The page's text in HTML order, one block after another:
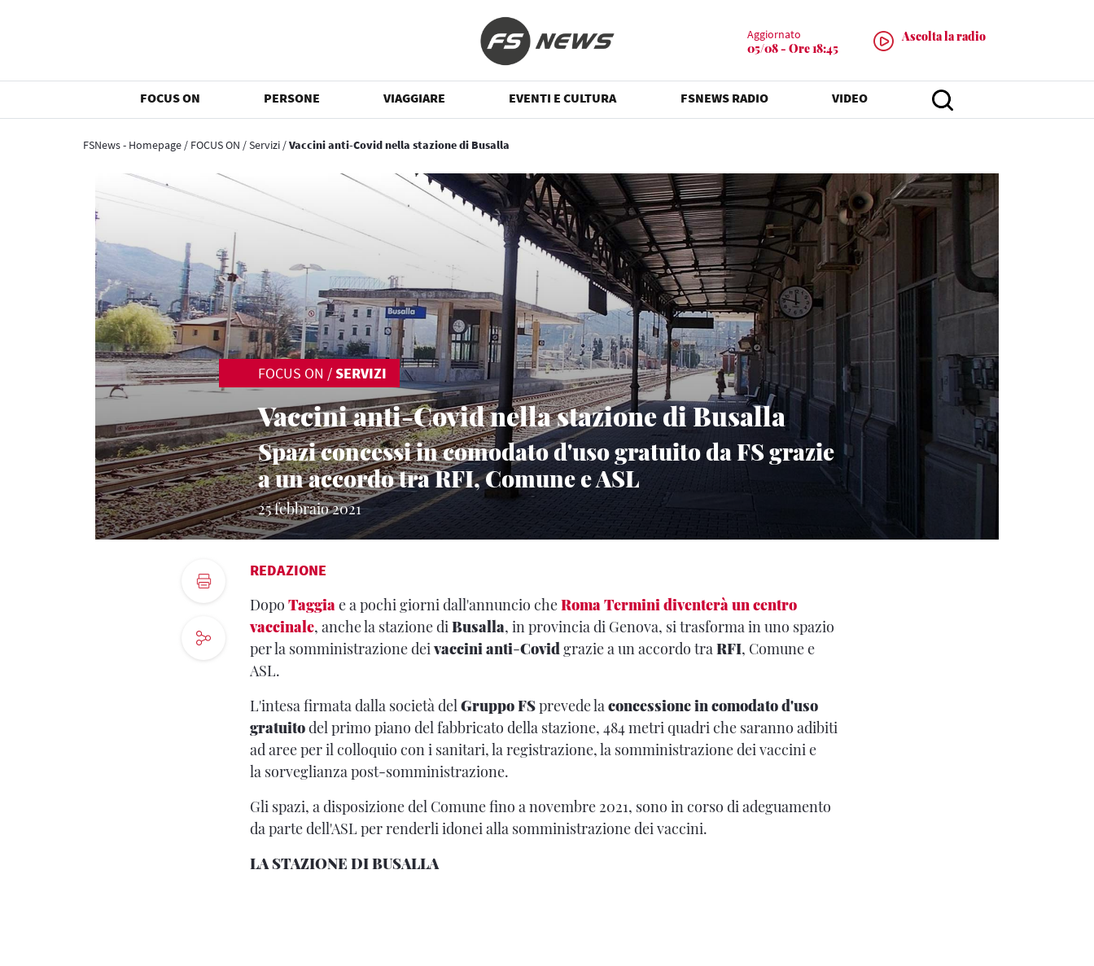
Aggiornato
05/08 - Ore 18:45
Ascolta la radio
FOCUS ON PERSONE VIAGGIARE EVENTI E CULTURA FSNEWS RADIO VIDEO
FSNews - Homepage / FOCUS ON /Servizi /Vaccini anti-Covid nella stazione di Busalla
FOCUS ON /SERVIZI
Vaccini anti-Covid nella stazione di Busalla
Spazi concessi in comodato d'uso gratuito da FS grazie
a un accordo tra RFI, Comune e ASL
25 febbraio 2021
REDAZIONE
Dopo Taggiae a pochi giorni dall'annuncio cheRoma Termini diventerà un centro
vaccinale, anche la stazione diBusalla, in provincia di Genova, si trasforma in uno spazio
per la somministrazione deivaccinianti-Covidgrazie a un accordo traRFI, Comune e
ASL.
L'intesa firmata dalla società delGruppo FSprevede laconcessione in comodato d'uso
gratuitodel primo piano del fabbricato della stazione, 484 metri quadri che saranno adibiti
ad aree per il colloquio con i sanitari, la registrazione, la somministrazione dei vaccini e
la sorveglianza post-somministrazione.
Gli spazi, a disposizione del Comune fino a novembre 2021, sono in corso di adeguamento
da parte dell'ASL per renderli idonei alla somministrazione dei vaccini.
LA STAZIONE DI BUSALLA